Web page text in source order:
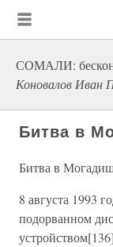
СОМАЛИ:
Коновалов Иван
Битва в
Битва в
8 августа 1993
подорванном